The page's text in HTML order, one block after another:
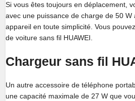
Si vous êtes toujours en déplacement,
avec une puissance de charge de 50
appareil en toute simplicité. Vous
de voiture sans fil HUAWEI.
Chargeur sans fil
Un autre accessoire de téléphone
une capacité maximale de 27 W que